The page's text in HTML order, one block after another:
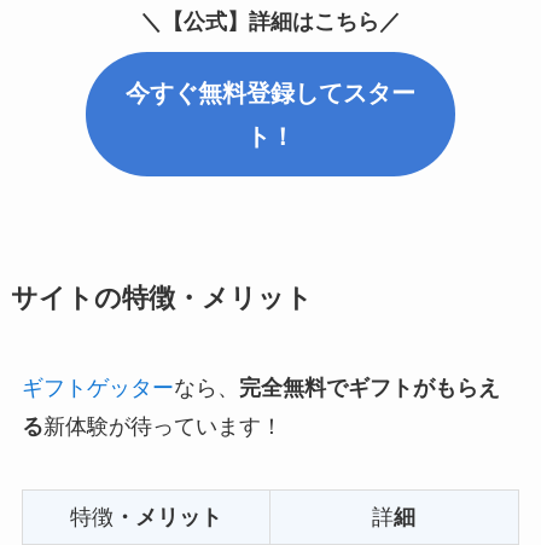
＼【公式】詳細はこちら／
今すぐ無料登録してスター
ト！
サイトの特徴・メリット
ギフトゲッターなら、 完全無料でギフトがもらえ
る新体験が待っています！
特徴 ・メリット 詳細